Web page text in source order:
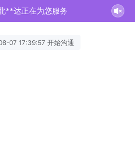
**达正在为您服务
07 17:39:57 开始沟通